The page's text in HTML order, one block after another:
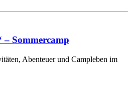
– Sommercamp
Abenteuer und Campleben im